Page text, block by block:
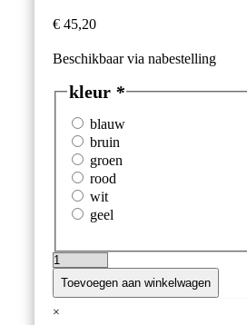
€ 45,20
Beschikbaar via nabestelling
kleur *
blauw
bruin
groen
rood
wit
geel
ETI
Waterdichte
Insteekvoeler
Toevoegen aan winkelwagen
×